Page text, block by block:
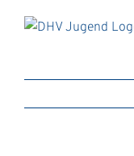
Inhalt